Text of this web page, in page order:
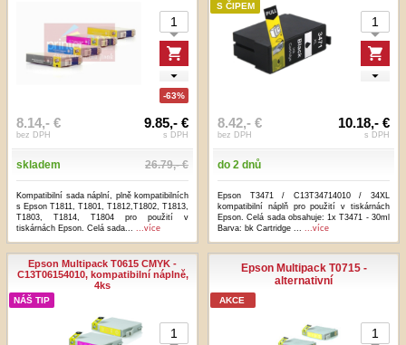
-63%
8.14,- €
bez DPH
9.85,- €
s DPH
skladem 26.79,- €
Kompatibilní sada náplní, plně kompatibilních
s Epson T1811, T1801, T1812,T1802, T1813,
T1803, T1814, T1804 pro použití v
tiskárnách Epson. Celá sada... ...více
S ČIPEM
8.42,- €
bez DPH
10.18,- €
s DPH
do 2 dnů
Epson T3471 / C13T34714010 / 34XL
kompatibilní náplň pro použití v tiskárnách
Epson. Celá sada obsahuje: 1x T3471 - 30ml
Barva: bk Cartridge ... ...více
Epson Multipack T0615 CMYK -
C13T06154010, kompatibilní náplně,
4ks
NÁŠ TIP
Epson Multipack T0715 -
alternativní
AKCE